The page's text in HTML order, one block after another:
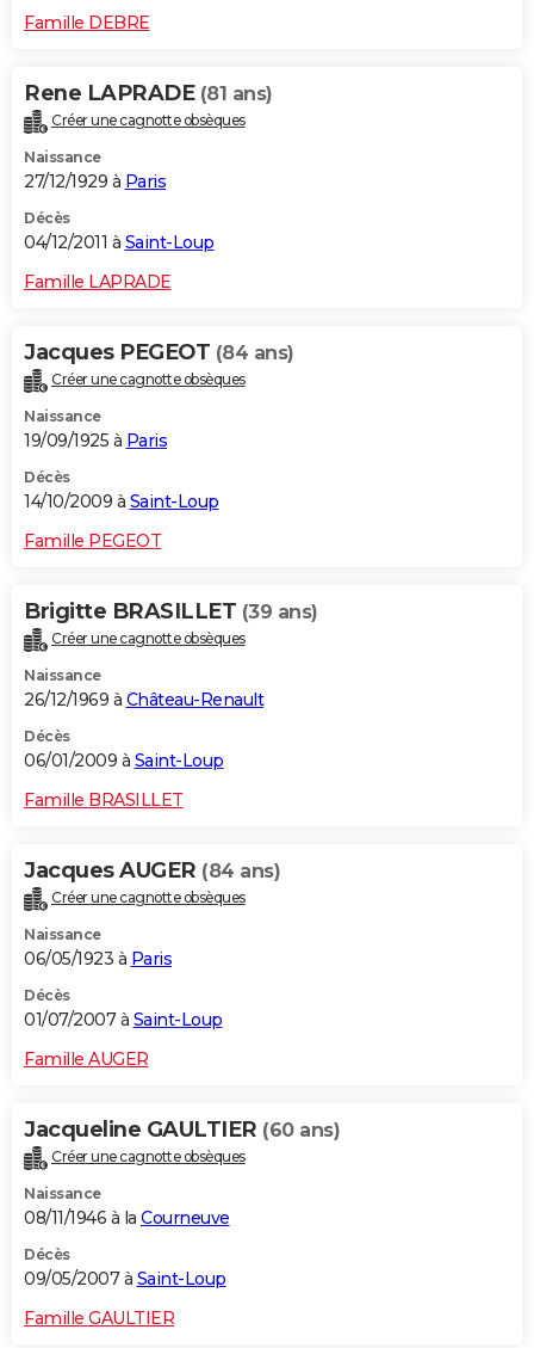
Famille DEBRE
Rene LAPRADE (81 ans)
Créer une cagnotte obsèques
Naissance
27/12/1929 à Paris
Décès
04/12/2011 à Saint-Loup
Famille LAPRADE
Jacques PEGEOT (84 ans)
Créer une cagnotte obsèques
Naissance
19/09/1925 à Paris
Décès
14/10/2009 à Saint-Loup
Famille PEGEOT
Brigitte BRASILLET (39 ans)
Créer une cagnotte obsèques
Naissance
26/12/1969 à Château-Renault
Décès
06/01/2009 à Saint-Loup
Famille BRASILLET
Jacques AUGER (84 ans)
Créer une cagnotte obsèques
Naissance
06/05/1923 à Paris
Décès
01/07/2007 à Saint-Loup
Famille AUGER
Jacqueline GAULTIER (60 ans)
Créer une cagnotte obsèques
Naissance
08/11/1946 à la Courneuve
Décès
09/05/2007 à Saint-Loup
Famille GAULTIER